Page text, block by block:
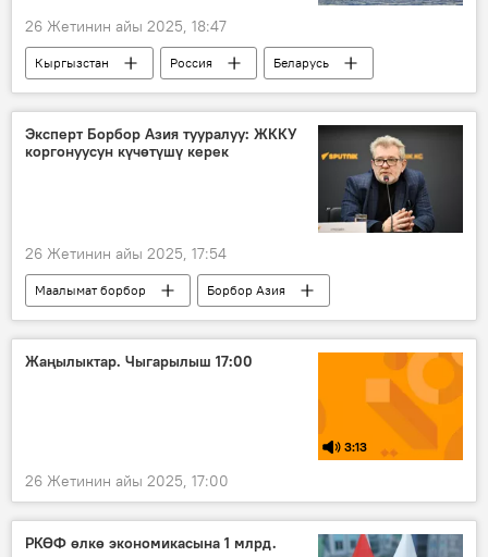
26 Жетинин айы 2025, 18:47
Кыргызстан Россия
Беларусь
Владимир Путин
Александр Лукашенко
мамлекеттик сапар
Украина
Эксперт Борбор Азия тууралуу: ЖККУ
коргонуусун күчөтүшү керек
26 Жетинин айы 2025, 17:54
Маалымат борбор
Борбор Азия
Кыргызстан
Пакистан
Индия
АКШ
Израиль
ЖККУ
Жаңылыктар. Чыгарылыш 17:00
3:13
26 Жетинин айы 2025, 17:00
РКӨФ өлкө экономикасына 1 млрд.